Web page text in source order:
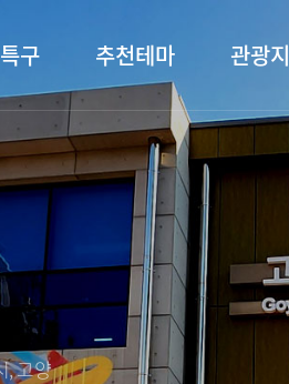
구 추천테마
행주산성
서오릉/서삼릉
전시관/박물관
관광지
행사소개
프로그램 안내
사전신청
자주 묻는 질문
소개
대표먹거리
전통시장
템플스테이
숙박 정보
쇼핑 정보
, 고양